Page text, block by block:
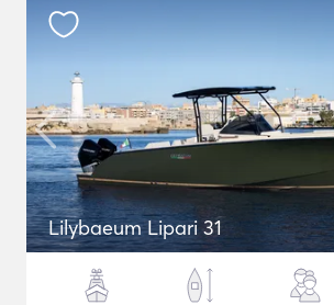
Lilybaeum Lipari 31